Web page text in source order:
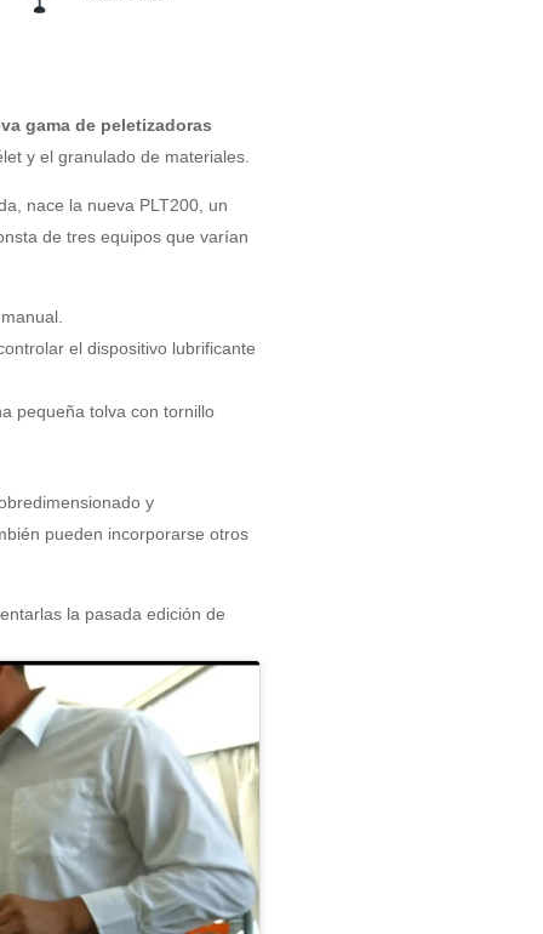
gama de peletizadoras
y el granulado de materiales.
nace la nueva PLT200, un
de tres equipos que varían
el dispositivo lubrificante
pequeña tolva con tornillo
y
pueden incorporarse otros
la pasada edición de